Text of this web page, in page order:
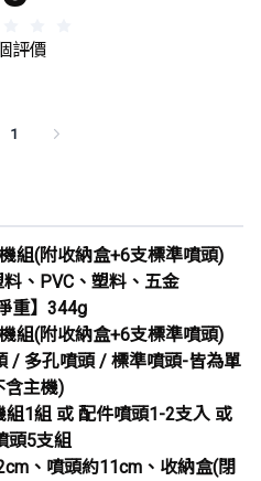
評價
1
組(附收納盒+6支標準噴頭)
料、PVC、塑料、五金
重】344g
組(附收納盒+6支標準噴頭)
/ 多孔噴頭 / 標準噴頭-皆為單
含主機)
組1組 或 配件噴頭1-2支入 或
頭5支組
、噴頭約11cm、收納盒(閉